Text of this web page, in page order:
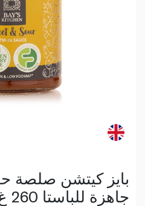
بايز كيتشن صلصة
جاهزة للباستا 260 غ